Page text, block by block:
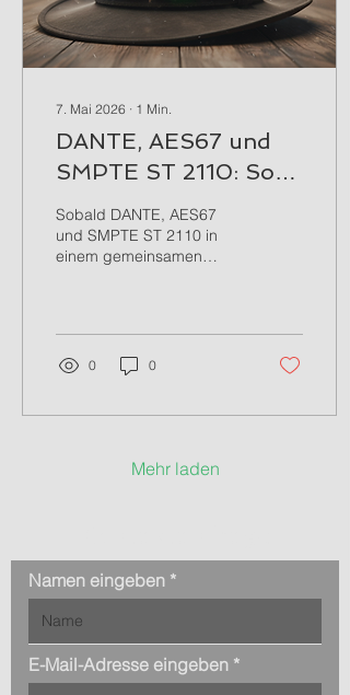
7. Mai 2026 ∙ 1 Min.
DANTE, AES67 und
SMPTE ST 2110: So
bringst du alle Clocks
unter einen Hut
Sobald DANTE, AES67
und SMPTE ST 2110 in
einem gemeinsamen
Integrationsdisziplin –
nicht nur zur
Netzwerkeinstellung.
0 0
Mehr laden
Namen eingeben
E-Mail-Adresse eingeben